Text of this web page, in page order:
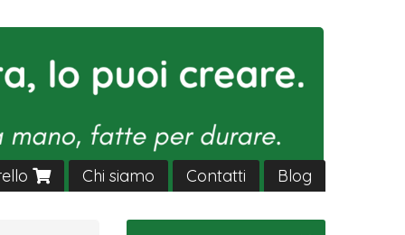
Chi siamo Contatti Blog